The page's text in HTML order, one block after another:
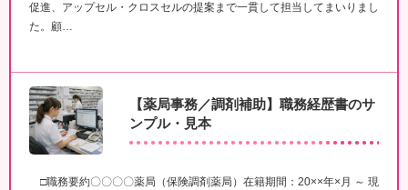
促進、アップセル・クロスセルの提案まで一貫して担当してまいりまし
た。顧…
【薬局事務／調剤補助】職務経歴書のサ
ンプル・見本
□職務要約〇〇〇〇薬局（保険調剤薬局）在籍期間：20××年×月 ～ 現